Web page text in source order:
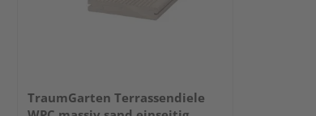
TraumGarten Terrassendiele